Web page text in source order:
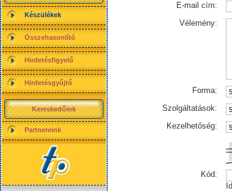
Készülékek
Összehasonlító
Hirdetésfigyelő
Hirdetésgyűjtő
Kereskedőink
Partnereink
E-mail cím:
Vélemény:
Forma:
Szolgáltatások:
Kezelhetőség:
Kód: